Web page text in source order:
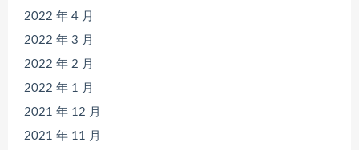
2022 年 4 月
2022 年 3 月
2022 年 2 月
2022 年 1 月
2021 年 12 月
2021 年 11 月